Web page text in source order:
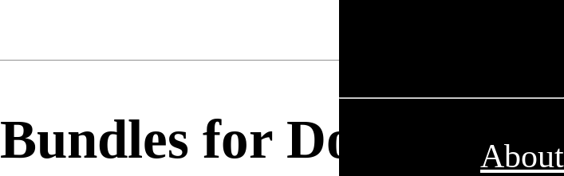
About
Bundles for Doodles